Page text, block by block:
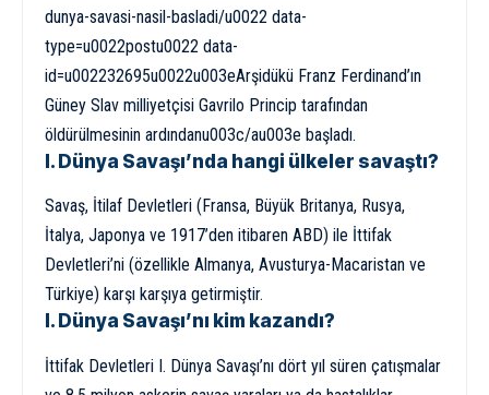
dunya-savasi-nasil-basladi/u0022 data-
type=u0022postu0022 data-
id=u002232695u0022u003eArşidükü Franz Ferdinand’ın
Güney Slav milliyetçisi Gavrilo Princip tarafından
öldürülmesinin ardındanu003c/au003e başladı.
I. Dünya Savaşı’nda hangi ülkeler savaştı?
Savaş, İtilaf Devletleri (Fransa, Büyük Britanya, Rusya,
İtalya, Japonya ve 1917’den itibaren ABD) ile İttifak
Devletleri’ni (özellikle Almanya, Avusturya-Macaristan ve
Türkiye) karşı karşıya getirmiştir.
I. Dünya Savaşı’nı kim kazandı?
İttifak Devletleri I. Dünya Savaşı’nı dört yıl süren çatışmalar